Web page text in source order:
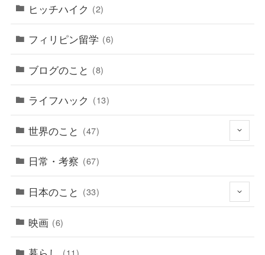
ヒッチハイク (2)
フィリピン留学 (6)
ブログのこと (8)
ライフハック (13)
世界のこと (47)
日常・考察 (67)
日本のこと (33)
映画 (6)
(11)